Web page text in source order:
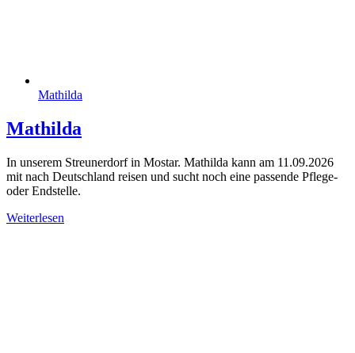
Mathilda
Mathilda
In unserem Streunerdorf in Mostar. Mathilda kann am 11.09.2026
mit nach Deutschland reisen und sucht noch eine passende Pflege-
oder Endstelle.
Weiterlesen